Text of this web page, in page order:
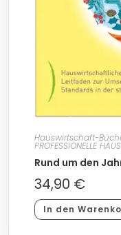
Hauswirtschaft-
PROFESSIONELLE
Rund um den
34,90 €
In den